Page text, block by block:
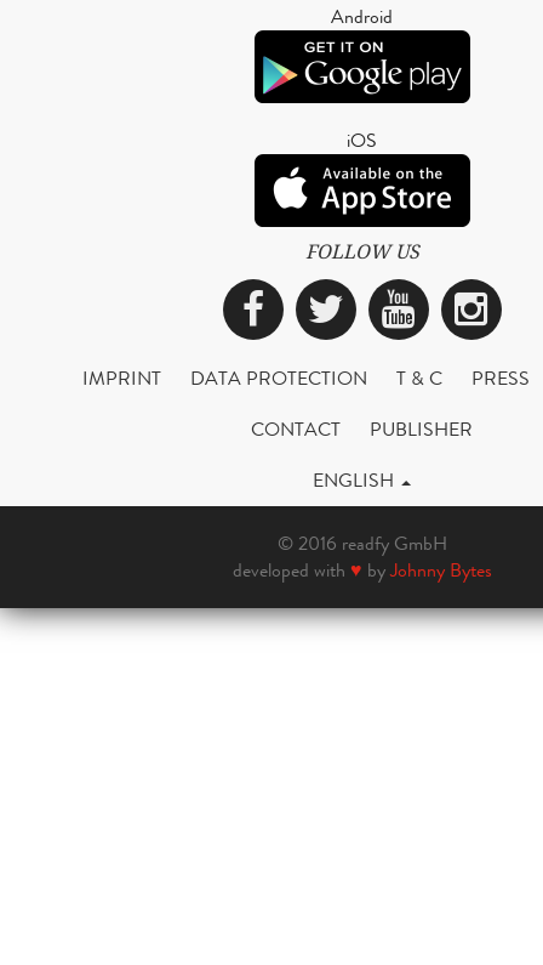
Android
iOS
FOLLOW US
Facebook
Twitter
IMPRINT DATA PROTECTION T & C
PRESS
CONTACT
PUBLISHER
ENGLISH
© 2016 readfy GmbH
developed with ♥ byJohnny Bytes